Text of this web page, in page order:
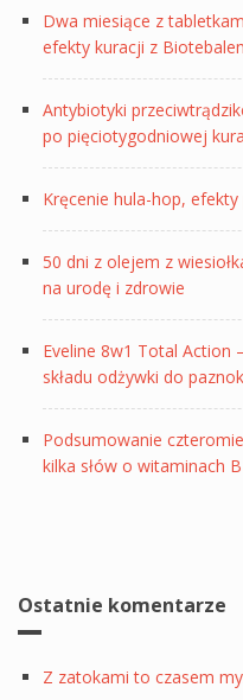
Dwa miesiące z
efekty kuracji z
Antybiotyki
po pięciotygodniowej
Kręcenie hula-hop,
50 dni z olejem z
na urodę i zdrowie
Eveline 8w1 Total Action
składu odżywki do
Podsumowanie
kilka słów o witaminach
Ostatnie komentarze
Z zatokami to czasem